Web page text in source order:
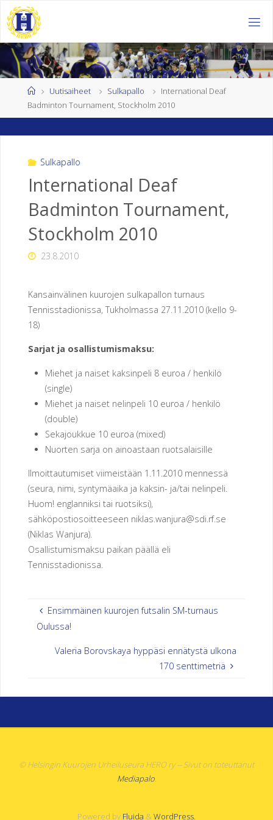
Skip
to
content
EL
SI
N
GI
N
K
UU
R
EN
R
HE
IL
US
EU
RA
H
ER
O
HomeUutisaiheet Sulkapallo
International Deaf
Badminton Tournament, Stockholm 2010
Sulkapallo
International Deaf
Badminton Tournament,
Stockholm 2010
23.8.2010
Kansainvälinen kuurojen sulkapallon turnaus
Tennisstadionissa, Tukholmassa 27.11.2010 (kello 9-
18)
Sarjat ja osallistumismaksu:
Miehet ja naiset kaksinpeli 8 euroa / henkilö
(single)
Miehet ja naiset nelinpeli 10 euroa / henkilö
(double)
Sekajoukkue 10 euroa (mixed)
Nuorten sarja on ainoastaan ruotsalaisille
Ilmoittautumiset viimeistään 1.11.2010 mennessä
(seura, nimi, syntymäaika ja kaksin- ja/tai nelinpeli.
Huom! englanniksi tai ruotsiksi),
sähköpostiosoitteeseen niklas.wanjura@sdi.rf.se
(Niklas Wanjura).
Osallistumismaksu paikan päällä eli
Tennisstadionissa.
Ensimmäinen kuurojen futsalin SM-turnaus
Oulussa!
Valeria Borovskaya hyppäsi ennätystä ulkona
170 senttimetriä
© Helsingin Kuurojen Urheiluseura HERO ry -- Sivut on toteuttanut
Mediapalo.
Powered by Fluida &WordPress.